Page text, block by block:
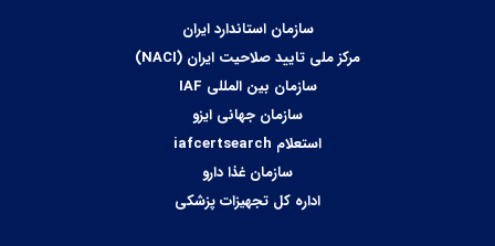
سازمان استاندارد ایران
مرکز ملی تایید صلاحیت ایران (NACI)
سازمان بین المللی IAF
سازمان جهانی ایزو
استعلام iafcertsearch
سازمان غذا دارو
اداره کل تجهیزات پزشکی